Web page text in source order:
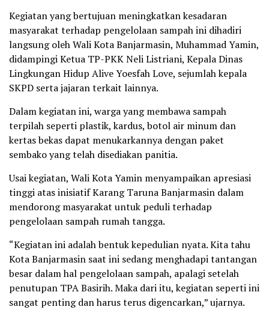
Kegiatan yang bertujuan meningkatkan kesadaran
masyarakat terhadap pengelolaan sampah ini dihadiri
langsung oleh Wali Kota Banjarmasin, Muhammad Yamin,
didampingi Ketua TP-PKK Neli Listriani, Kepala Dinas
Lingkungan Hidup Alive Yoesfah Love, sejumlah kepala
SKPD serta jajaran terkait lainnya.
Dalam kegiatan ini, warga yang membawa sampah
terpilah seperti plastik, kardus, botol air minum dan
kertas bekas dapat menukarkannya dengan paket
sembako yang telah disediakan panitia.
Usai kegiatan, Wali Kota Yamin menyampaikan apresiasi
tinggi atas inisiatif Karang Taruna Banjarmasin dalam
mendorong masyarakat untuk peduli terhadap
pengelolaan sampah rumah tangga.
“Kegiatan ini adalah bentuk kepedulian nyata. Kita tahu
Kota Banjarmasin saat ini sedang menghadapi tantangan
besar dalam hal pengelolaan sampah, apalagi setelah
penutupan TPA Basirih. Maka dari itu, kegiatan seperti ini
sangat penting dan harus terus digencarkan,” ujarnya.